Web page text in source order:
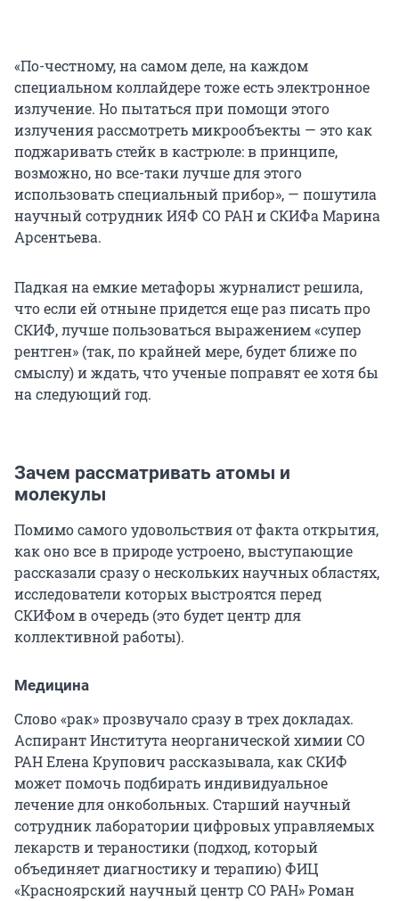
«По-честному, на самом деле, на каждом
специальном коллайдере тоже есть электронное
излучение. Но пытаться при помощи этого
излучения рассмотреть микрообъекты — это как
поджаривать стейк в кастрюле: в принципе,
возможно, но все-таки лучше для этого
использовать специальный прибор», — пошутила
научный сотрудник ИЯФ СО РАН и СКИФа Марина
Арсентьева.
Падкая на емкие метафоры журналист решила,
что если ей отныне придется еще раз писать про
СКИФ, лучше пользоваться выражением «супер
рентген» (так, по крайней мере, будет ближе по
смыслу) и ждать, что ученые поправят ее хотя бы
на следующий год.
Зачем рассматривать атомы и
молекулы
Помимо самого удовольствия от факта открытия,
как оно все в природе устроено, выступающие
рассказали сразу о нескольких научных областях,
исследователи которых выстроятся перед
СКИФом в очередь (это будет центр для
коллективной работы).
Медицина
Слово «рак» прозвучало сразу в трех докладах.
Аспирант Института неорганической химии СО
РАН Елена Крупович рассказывала, как СКИФ
может помочь подбирать индивидуальное
лечение для онкобольных. Старший научный
сотрудник лаборатории цифровых управляемых
лекарств и тераностики (подход, который
объединяет диагностику и терапию) ФИЦ
«Красноярский научный центр СО РАН» Роман